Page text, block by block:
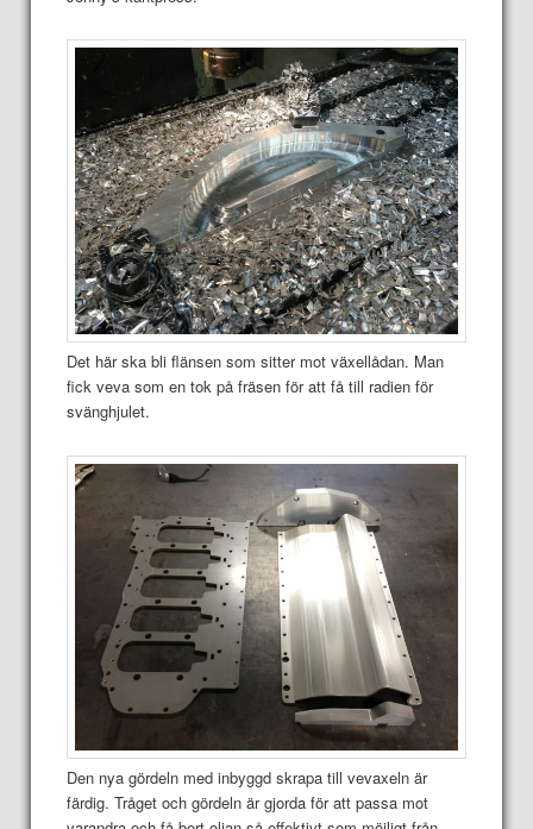
Det här ska bli flänsen som sitter mot växellådan. Man
fick veva som en tok på fräsen för att få till radien för
svänghjulet.
Den nya gördeln med inbyggd skrapa till vevaxeln är
färdig. Tråget och gördeln är gjorda för att passa mot